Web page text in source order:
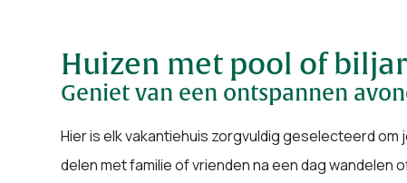
Huizen met pool of
Geniet van een ontspannen
Hier is elk vakantiehuis zorgvuldig geselecteerd
delen met familie of vrienden na een dag